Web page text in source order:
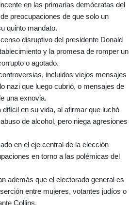
en las primarias demócratas del
preocupaciones de que solo un
quinto mandato.
disruptivo del presidente Donald
y la promesa de romper un
o agotado.
incluidos viejos mensajes
nazi que luego cubrió, o mensajes de
una exnovia.
en su vida, al afirmar que luchó
de alcohol, pero niega agresiones
en el eje central de la elección
en torno a las polémicas del
además que el electorado general es
entre mujeres, votantes judíos o
Collins.